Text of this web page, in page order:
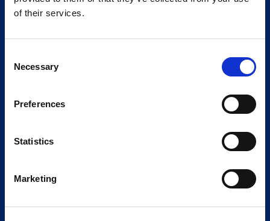
of their services.
Selection
Necessary
Preferences
Statistics
Marketing